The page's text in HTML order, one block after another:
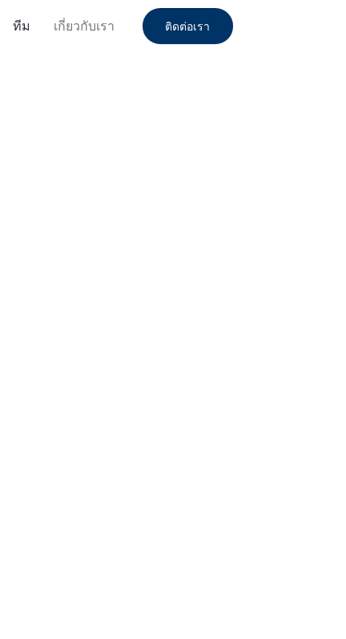
ทีม เกี่ยวกับเรา ติดต่อเรา